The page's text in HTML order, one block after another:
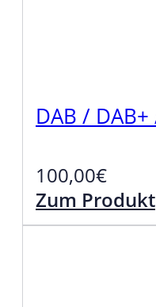
DAB /
100,00€
Zum Produkt